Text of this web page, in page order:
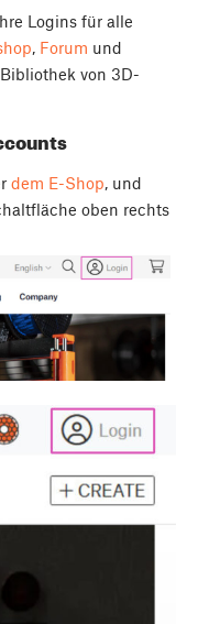
Logins für alle
, Forum und
von 3D-
dem E-Shop, und
oben rechts